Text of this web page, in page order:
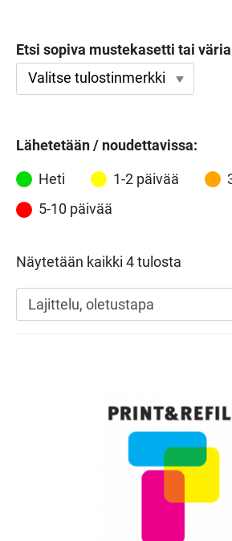
Etsi sopiva mustekasetti tai
Lähetetään / noudettavissa:
Heti 1-2 päivää
5-10 päivää
Näytetään kaikki 4 tulosta